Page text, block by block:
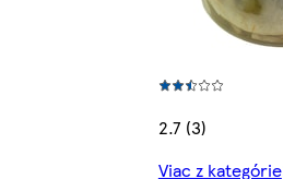
2.7 (3)
Viac z kategórie